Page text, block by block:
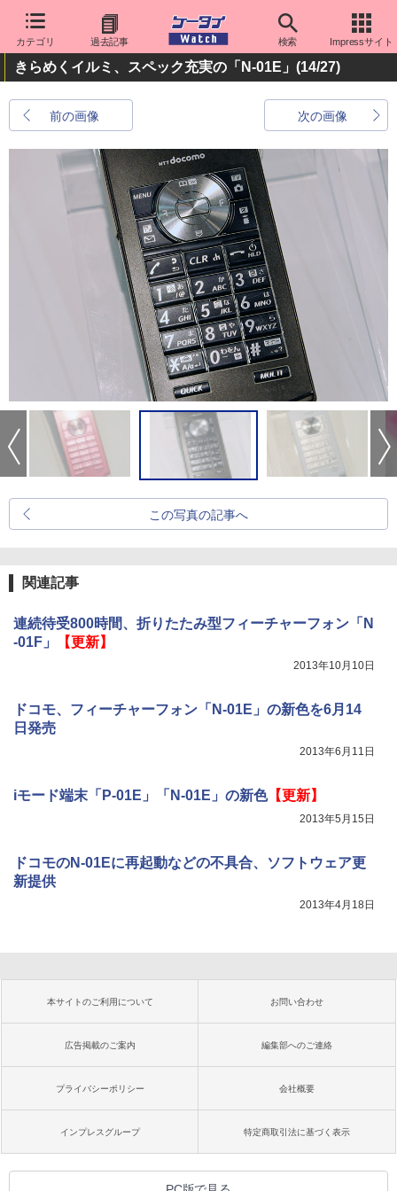
カテゴリ 過去記事 検索 Impressサイト
きらめくイルミ、スペック充実の「N-01E」 (14/27)
前の画像 次の画像
この写真の記事へ
関連記事
連続待受800時間、折りたたみ型フィーチャーフォン「N
-01F」
【更新】
2013年10月10日
ドコモ、フィーチャーフォン「N-01E」の新色を6月14
日発売
2013年6月11日
iモード端末「P-01E」「N-01E」の新色【更新】
2013年5月15日
ドコモのN-01Eに再起動などの不具合、ソフトウェア更
新提供
2013年4月18日
本サイトのご利用について お問い合わせ
広告掲載のご案内 編集部へのご連絡
プライバシーポリシー 会社概要
インプレスグループ 特定商取引法に基づく表示